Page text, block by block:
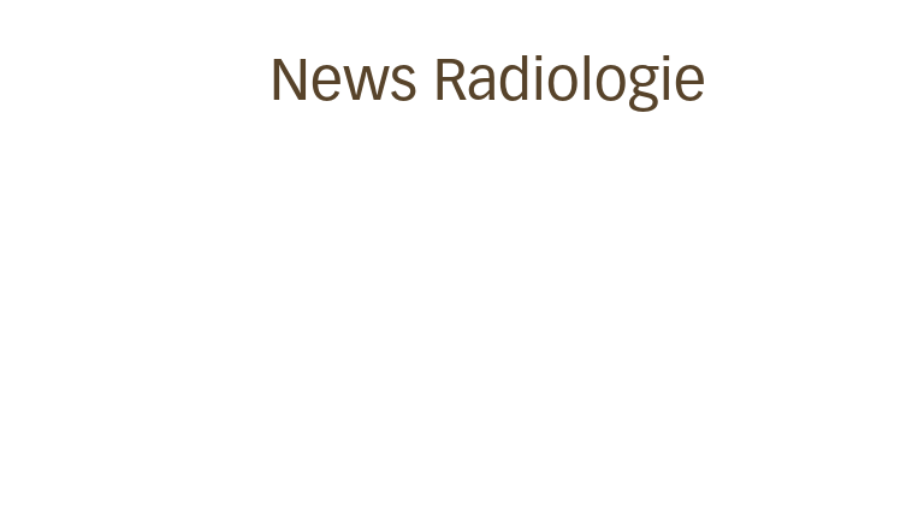
News Radiologie